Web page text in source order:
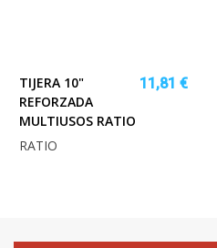
TIJERA 10"
REFORZADA
MULTIUSOS RATIO
11,81 €
RATIO